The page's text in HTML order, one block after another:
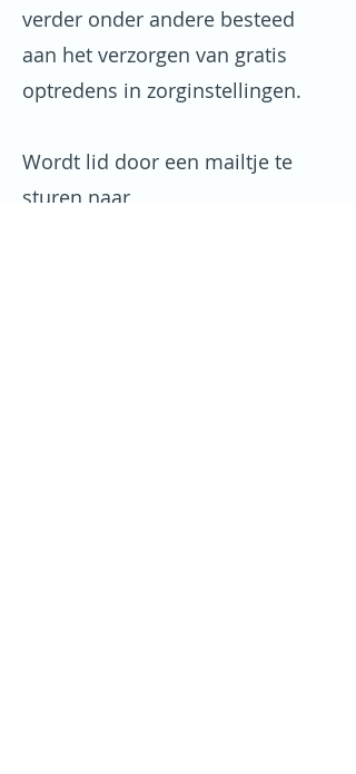
verder onder andere besteed
aan het verzorgen van gratis
optredens in zorginstellingen.
Wordt lid door een mailtje te
sturen naar